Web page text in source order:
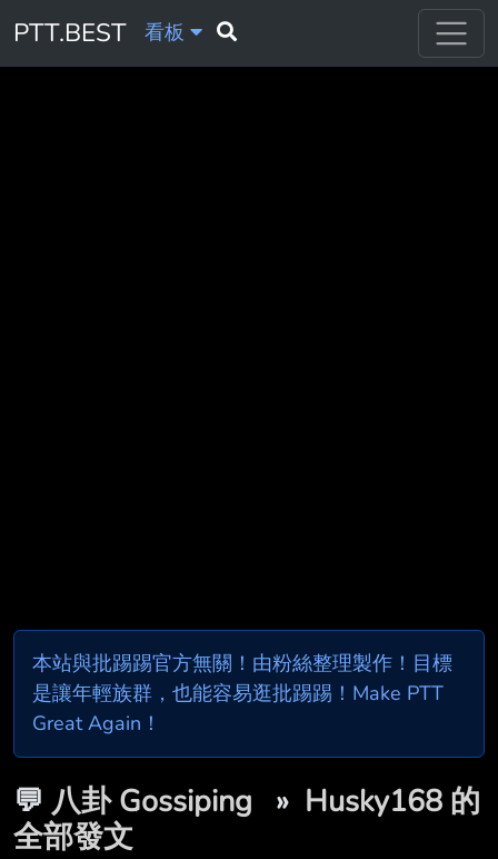
PTT.BEST 看板
本站與批踢踢官方無關！由粉絲整理製作！目標
是讓年輕族群，也能容易逛批踢踢！Make PTT
Great Again！
💬 八卦 Gossiping » Husky168 的
全部發文